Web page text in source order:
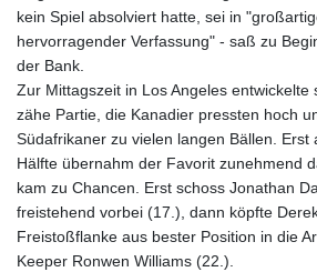
kein Spiel absolviert hatte, sei in
hervorragender Verfassung" - saß zu
der Bank.
Zur Mittagszeit in Los Angeles entwickelte
zähe Partie, die Kanadier pressten hoch
Südafrikaner zu vielen langen Bällen. Erst
Hälfte übernahm der Favorit zunehmend
kam zu Chancen. Erst schoss Jonathan
freistehend vorbei (17.), dann köpfte
Freistoßflanke aus bester Position in die
Keeper Ronwen Williams (22.).